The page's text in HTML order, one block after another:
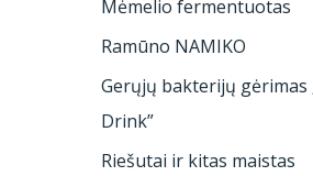
Mėmelio fermentuotas
Ramūno NAMIKO
Gerųjų bakterijų gėrimas
Drink”
Riešutai ir kitas maistas